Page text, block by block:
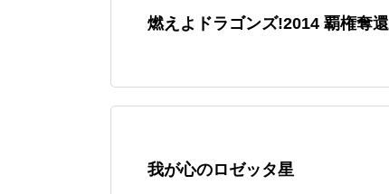
燃えよドラゴンズ!2014 覇権奪還
我が心のロゼッタ星